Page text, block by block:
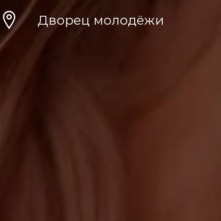
Дворец молодёжи